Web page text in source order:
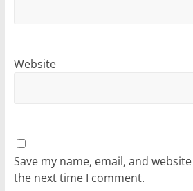
Website
Save my name, email, and
the next time I comment.